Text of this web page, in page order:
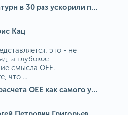
На ОДК-Сатурн в 30 раз ускорили подбор средств измерения для контроля качества продукции
Кац
это - не
а глубокое
смысла OEE.
что ...
Алгоритм расчета ОЕЕ как самого универсального и современного показателя эффективности оборудования в мире